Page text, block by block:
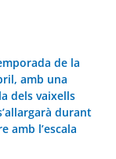
de la
amb una
dels vaixells
durant
amb l’escala